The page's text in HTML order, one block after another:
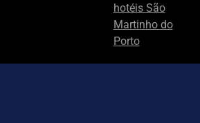
hotéis São
Martinho do
Porto